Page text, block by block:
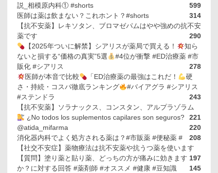
説_相模原内科① #shorts
599
医師は薬は飲まない？これホント？#shorts
314
【抗不安薬】レキソタン、ブロマゼパムはやや強めの抗不安
薬です
290
【2025年ついに解禁】シアリスが薬局で買える！
知ら
ないと損する“価格の真実”5選
#4位が衝撃 #ED治療薬 #市
販化 #シアリス
278
医師が本音で比較
「ED治療薬の最強はこれだ！
硬
さ・持続・コスパ徹底ランキング
#バイアグラ #シアリス
#ステンドラ
243
【抗不安薬】ソラナックス、コンスタン、アルプラゾラム
221
¿No todos los suplementos capilares son seguros?
@atida_mifarma
220
消化器内科でよく処方される薬は？#市販薬 #便秘薬 #
208
【社交不安症】薬物療法は抗不安薬や抗うつ薬を使います
197
【質問】塗り薬と貼り薬、どっちの方が痛みに効きます
か？に対する回答 #薬剤師 #オススメ #健康 #豆知識
145